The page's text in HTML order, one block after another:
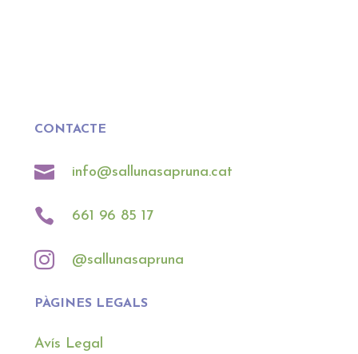
CONTACTE
 info@sallunasapruna.cat
 661 96 85 17
 @sallunasapruna
PÀGINES LEGALS
Avís Legal